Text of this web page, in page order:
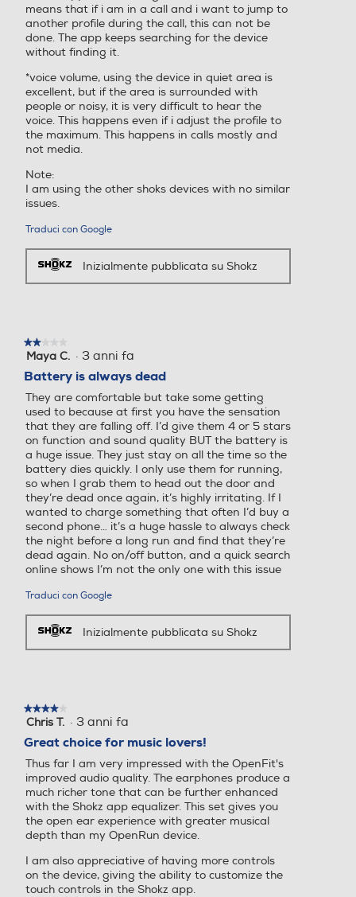
means that if i am in a call and i want to jump to
another profile during the call, this can not be
done. The app keeps searching for the device
without finding it.
*voice volume, using the device in quiet area is
excellent, but if the area is surrounded with
people or noisy, it is very difficult to hear the
voice. This happens even if i adjust the profile to
the maximum. This happens in calls mostly and
not media.
Note:
I am using the other shoks devices with no similar
issues.
Traduci con Google
Inizialmente pubblicata su Shokz
★★★★★
★★★★★
2
5
stelle.
Maya C. · 3 anni fa
Battery is always dead
They are comfortable but take some getting
used to because at first you have the sensation
that they are falling off. I’d give them 4 or 5 stars
on function and sound quality BUT the battery is
a huge issue. They just stay on all the time so the
battery dies quickly. I only use them for running,
so when I grab them to head out the door and
they’re dead once again, it’s highly irritating. If I
wanted to charge something that often I’d buy a
second phone… it’s a huge hassle to always check
the night before a long run and find that they’re
dead again. No on/off button, and a quick search
online shows I’m not the only one with this issue
Traduci con Google
Inizialmente pubblicata su Shokz
★★★★★
★★★★★
4
5
stelle.
Chris T. · 3 anni fa
Great choice for music lovers!
Thus far I am very impressed with the OpenFit's
improved audio quality. The earphones produce a
much richer tone that can be further enhanced
with the Shokz app equalizer. This set gives you
the open ear experience with greater musical
depth than my OpenRun device.
I am also appreciative of having more controls
on the device, giving the ability to customize the
touch controls in the Shokz app.